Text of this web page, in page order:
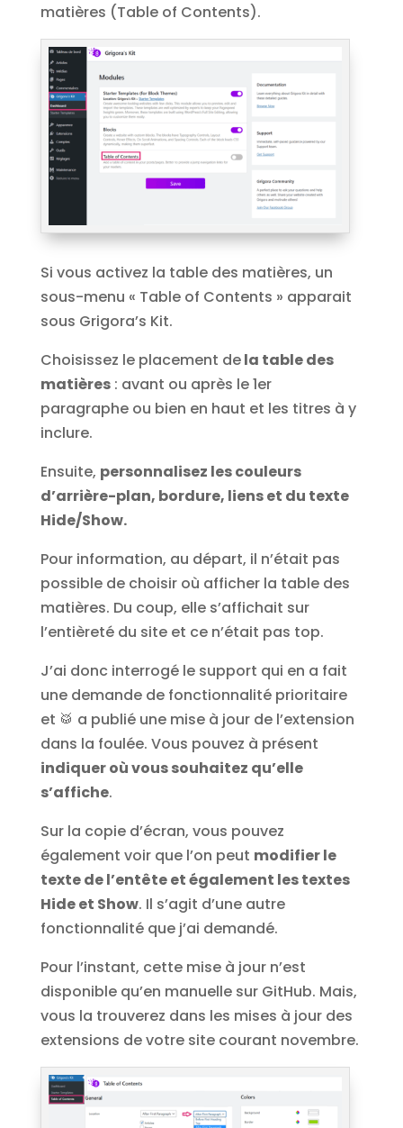
matières (Table of Contents).
Si vous activez la table des matières, un
sous-menu « Table of Contents » apparait
sous Grigora’s Kit.
Choisissez le placement dela table des
matières: avant ou après le 1er
paragraphe ou bien en haut et les titres à y
inclure.
Ensuite, personnalisez les couleurs
d’arrière-plan, bordure, liens et du texte
Hide/Show.
Pour information, au départ, il n’était pas
possible de choisir où afficher la table des
matières. Du coup, elle s’affichait sur
l’entièreté du site et ce n’était pas top.
J’ai donc interrogé le support qui en a fait
une demande de fonctionnalité prioritaire
et 🥁 a publié une mise à jour de l’extension
dans la foulée. Vous pouvez à présent
indiquer où vous souhaitez qu’elle
s’affiche.
Sur la copie d’écran, vous pouvez
également voir que l’on peut modifier le
texte de l’entête et également les textes
Hide et Show. Il s’agit d’une autre
fonctionnalité que j’ai demandé.
Pour l’instant, cette mise à jour n’est
disponible qu’en manuelle sur GitHub. Mais,
vous la trouverez dans les mises à jour des
extensions de votre site courant novembre.